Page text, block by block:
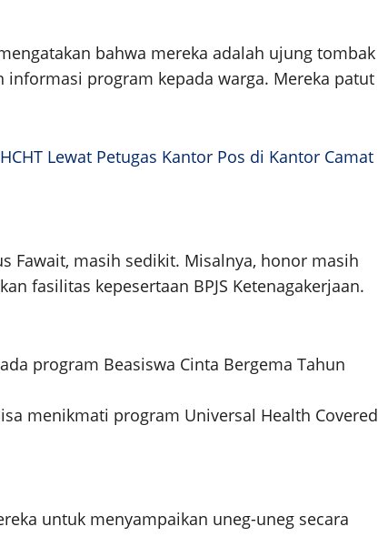
bahwa mereka adalah ujung tombak
program kepada warga. Mereka patut
Lewat Petugas Kantor Pos di Kantor Camat
Fawait, masih sedikit. Misalnya, honor masih
fasilitas kepesertaan BPJS Ketenagakerjaan.
program Beasiswa Cinta Bergema Tahun
menikmati program Universal Health Covered
untuk menyampaikan uneg-uneg secara